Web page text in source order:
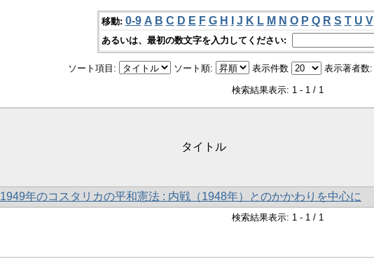
移動: 0-9 A B C D E F G H J K L M N O P Q R S T U V
あるいは、最初の数文字を入力してください:
ソート項目: ソート順: 表示件数 表示著者数:
検索結果表示: 1 - 1 / 1
タイトル
1949年のコスタリカの平和憲法 : 内戦（1948年）とのかかわりを中心に
検索結果表示: 1 - 1 / 1